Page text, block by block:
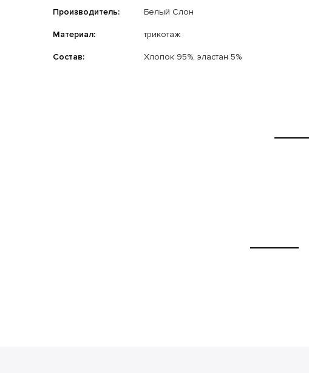
Производитель: Белый Слон
Материал: трикотаж
Состав: Хлопок 95%, эластан 5%